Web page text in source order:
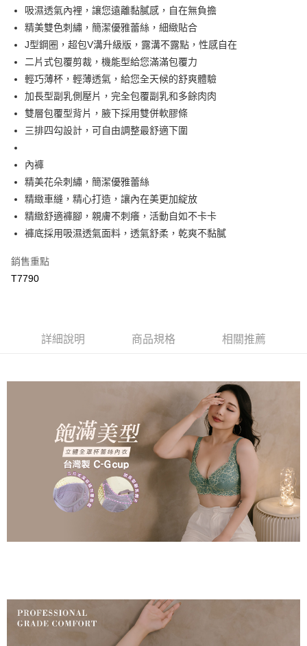
大哥付你分期
相關說明
【大哥付你分期使用說明】
1.本服務由台灣大哥大提供，台灣大哥大用戶可立即使用無須另外申請。
2.付款方式選擇「大哥付你分期」，訂單成立後會自動跳轉到大哥付的交易
流程，驗證手機門號後，選擇欲分期的期數、繳款截止日，確認付款後即完
3.實際核准額度、可分期數及費用金額請依後續交易確認頁面所載為準。
4.訂單成立30分鐘內，如未前往確認交易或遇審核未通過，訂單將自動取
【繳款方式說明】
1.分期款項不併入電信帳單，「大哥付你分期」於每月結算日後寄送繳費提
2.透過簡訊連結打開帳單後，可選擇「超商條碼／台灣大直營門市／銀行轉
帳／街口支付／iPASS MONEY」等通路繳費。
【注意事項】
用戶於交易時，得透過本服務購買商品或服務，並由商店將買賣／分期付款
買賣價金債權讓與本公司後，依約使用本公司帳單繳交帳款。
AFTEE先享後付
相關說明
【關於「AFTEE先享後付」】
AFTEE先享後付是「在收到商品之後才付款」的支付方式。 讓您購物簡單
１．簡單：不需註冊會員、不需綁卡、不需儲值。
２．便利：只要手機號碼，簡訊認證，即可結帳。
３．安心：先確認商品／服務後，再付款。
【「AFTEE先享後付」結帳流程】
１．於結帳方式選擇「AFTEE先享後付」後，將跳轉至「AFTEE先享後付」
２．訂單成立數日內，您將收到繳費通知簡訊。
３．收到繳費通知簡訊後14天內，點擊此簡訊中的連結，可透過四大超商／
※ 請注意：結帳手續完成當下不需立刻繳費，但若您需要取消訂單，請聯絡
後付繳納相關費用。
【注意事項】
權轉讓予恩沛科技股份有限公司。
３．未成年的使用者請事先徵得法定代理人或監護人之同意方可使用
「AFTEE先享後付」，若未經同意申辦者引起之損失，本公司不負相關責
４．使用「AFTEE先享後付」時，將依據個別帳號之用戶狀況，依本公司即
時審查核予不同之上限額度；若仍有額度不足之情形，本公司將視審查結果
請求用戶進行身份認證。
５．嚴禁一人註冊多個帳號或使用他人資訊註冊。若發現惡意使用之情形，
恩沛科技股份有限公司將有權停止該用戶之使用額度並採取法律行動。
Hami Point
相關說明
會員帳號後，即可在購物車使用 Hami Point 折抵消費金額 (1點等於1元)。
ATM付款
貨到付款
運送方式
全家取貨付款
付款後全家取貨
每筆NT$80，滿NT$799(含以上)免運費
每筆NT$80，滿NT$799(含以上)免運費
每筆NT$80，滿NT$799(含以上)免運費
付款後7-11取貨
每筆NT$80，滿NT$799(含以上)免運費
7-11取貨(快速到店)
每筆NT$120
國家/地區配送
吸濕透氣內裡，讓您遠離黏膩感，自在無負擔
精美雙色刺繡，簡潔優雅蕾絲，細緻貼合
J型鋼圈，超包V溝升級版，露溝不露點，性感自在
二片式包覆剪裁，機能型給您滿滿包覆力
輕巧薄杯，輕薄透氣，給您全天候的舒爽體驗
加長型副乳側壓片，完全包覆副乳和多餘肉肉
雙層包覆型背片，腋下採用雙併軟膠條
三排四勾設計，可自由調整最舒適下圍
內褲
精美花朵刺繡，簡潔優雅蕾絲
精緻車縫，精心打造，讓內在美更加綻放
精緻舒適褲腳，親膚不刺癢，活動自如不卡卡
褲底採用吸濕透氣面料，透氣舒柔，乾爽不黏膩
銷售重點
T7790
詳細說明 商品規格 相關推薦